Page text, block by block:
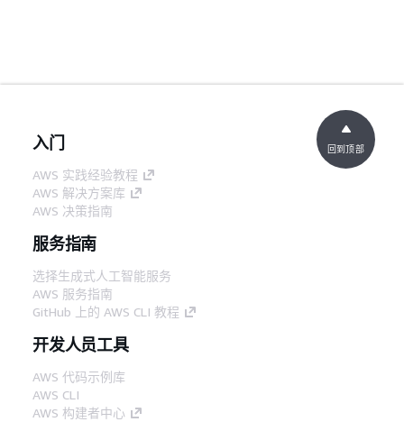
入门
AWS 实践经验教程
AWS 解决方案库
AWS 决策指南
服务指南
选择生成式人工智能服务
AWS 服务指南
GitHub 上的 AWS CLI 教程
开发人员工具
AWS 代码示例库
AWS CLI
AWS 构建者中心
回到顶部